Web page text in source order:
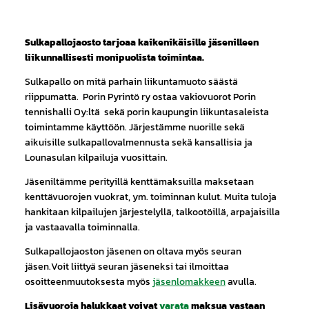
Sulkapallojaosto tarjoaa kaikenikäisille jäsenilleen
liikunnallisesti monipuolista toimintaa.
Sulkapallo on mitä parhain liikuntamuoto säästä
riippumatta. Porin Pyrintö ry ostaa vakiovuorot Porin
tennishalli Oy:ltä sekä porin kaupungin liikuntasaleista
toimintamme käyttöön. Järjestämme nuorille sekä
aikuisille sulkapallovalmennusta sekä kansallisia ja
Lounasulan kilpailuja vuosittain.
Jäseniltämme perityillä kenttämaksuilla maksetaan
kenttävuorojen vuokrat, ym. toiminnan kulut. Muita tuloja
hankitaan kilpailujen järjestelyllä, talkootöillä, arpajaisilla
ja vastaavalla toiminnalla.
Sulkapallojaoston jäsenen on oltava myös seuran
jäsen.Voit liittyä seuran jäseneksi tai ilmoittaa
osoitteenmuutoksesta myös jäsenlomakkeenavulla.
Lisävuoroja halukkaat voivatvaratamaksua vastaan